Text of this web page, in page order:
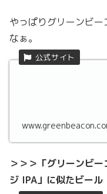
やっぱりグリーンビ
なぁ。
＞＞＞「グリーンビ
ジ IPA」に似たビール